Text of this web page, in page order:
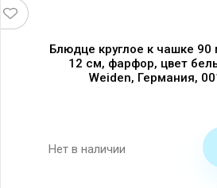
Блюдце круглое к чашке 90
12 см, фарфор, цвет
Weiden, Германия,
Нет в наличии